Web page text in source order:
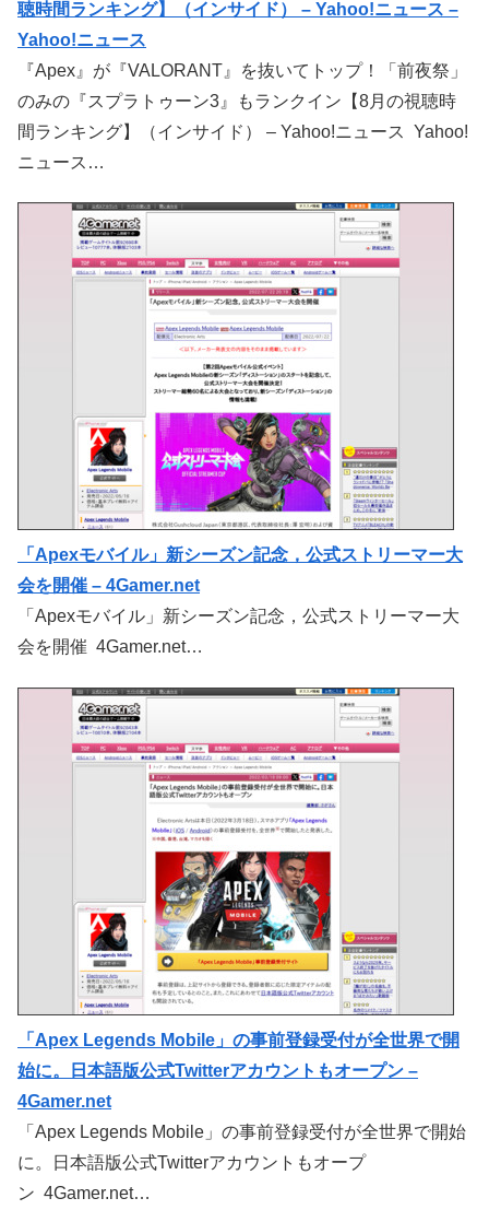
聴時間ランキング】（インサイド） – Yahoo!ニュース –
Yahoo!ニュース
『Apex』が『VALORANT』を抜いてトップ！「前夜祭」
のみの『スプラトゥーン3』もランクイン【8月の視聴時
間ランキング】（インサイド） – Yahoo!ニュース Yahoo!
ニュース…
「Apexモバイル」新シーズン記念，公式ストリーマー大
会を開催 – 4Gamer.net
「Apexモバイル」新シーズン記念，公式ストリーマー大
会を開催 4Gamer.net…
「Apex Legends Mobile」の事前登録受付が全世界で開
始に。日本語版公式Twitterアカウントもオープン –
4Gamer.net
「Apex Legends Mobile」の事前登録受付が全世界で開始
に。日本語版公式Twitterアカウントもオープ
ン 4Gamer.net…